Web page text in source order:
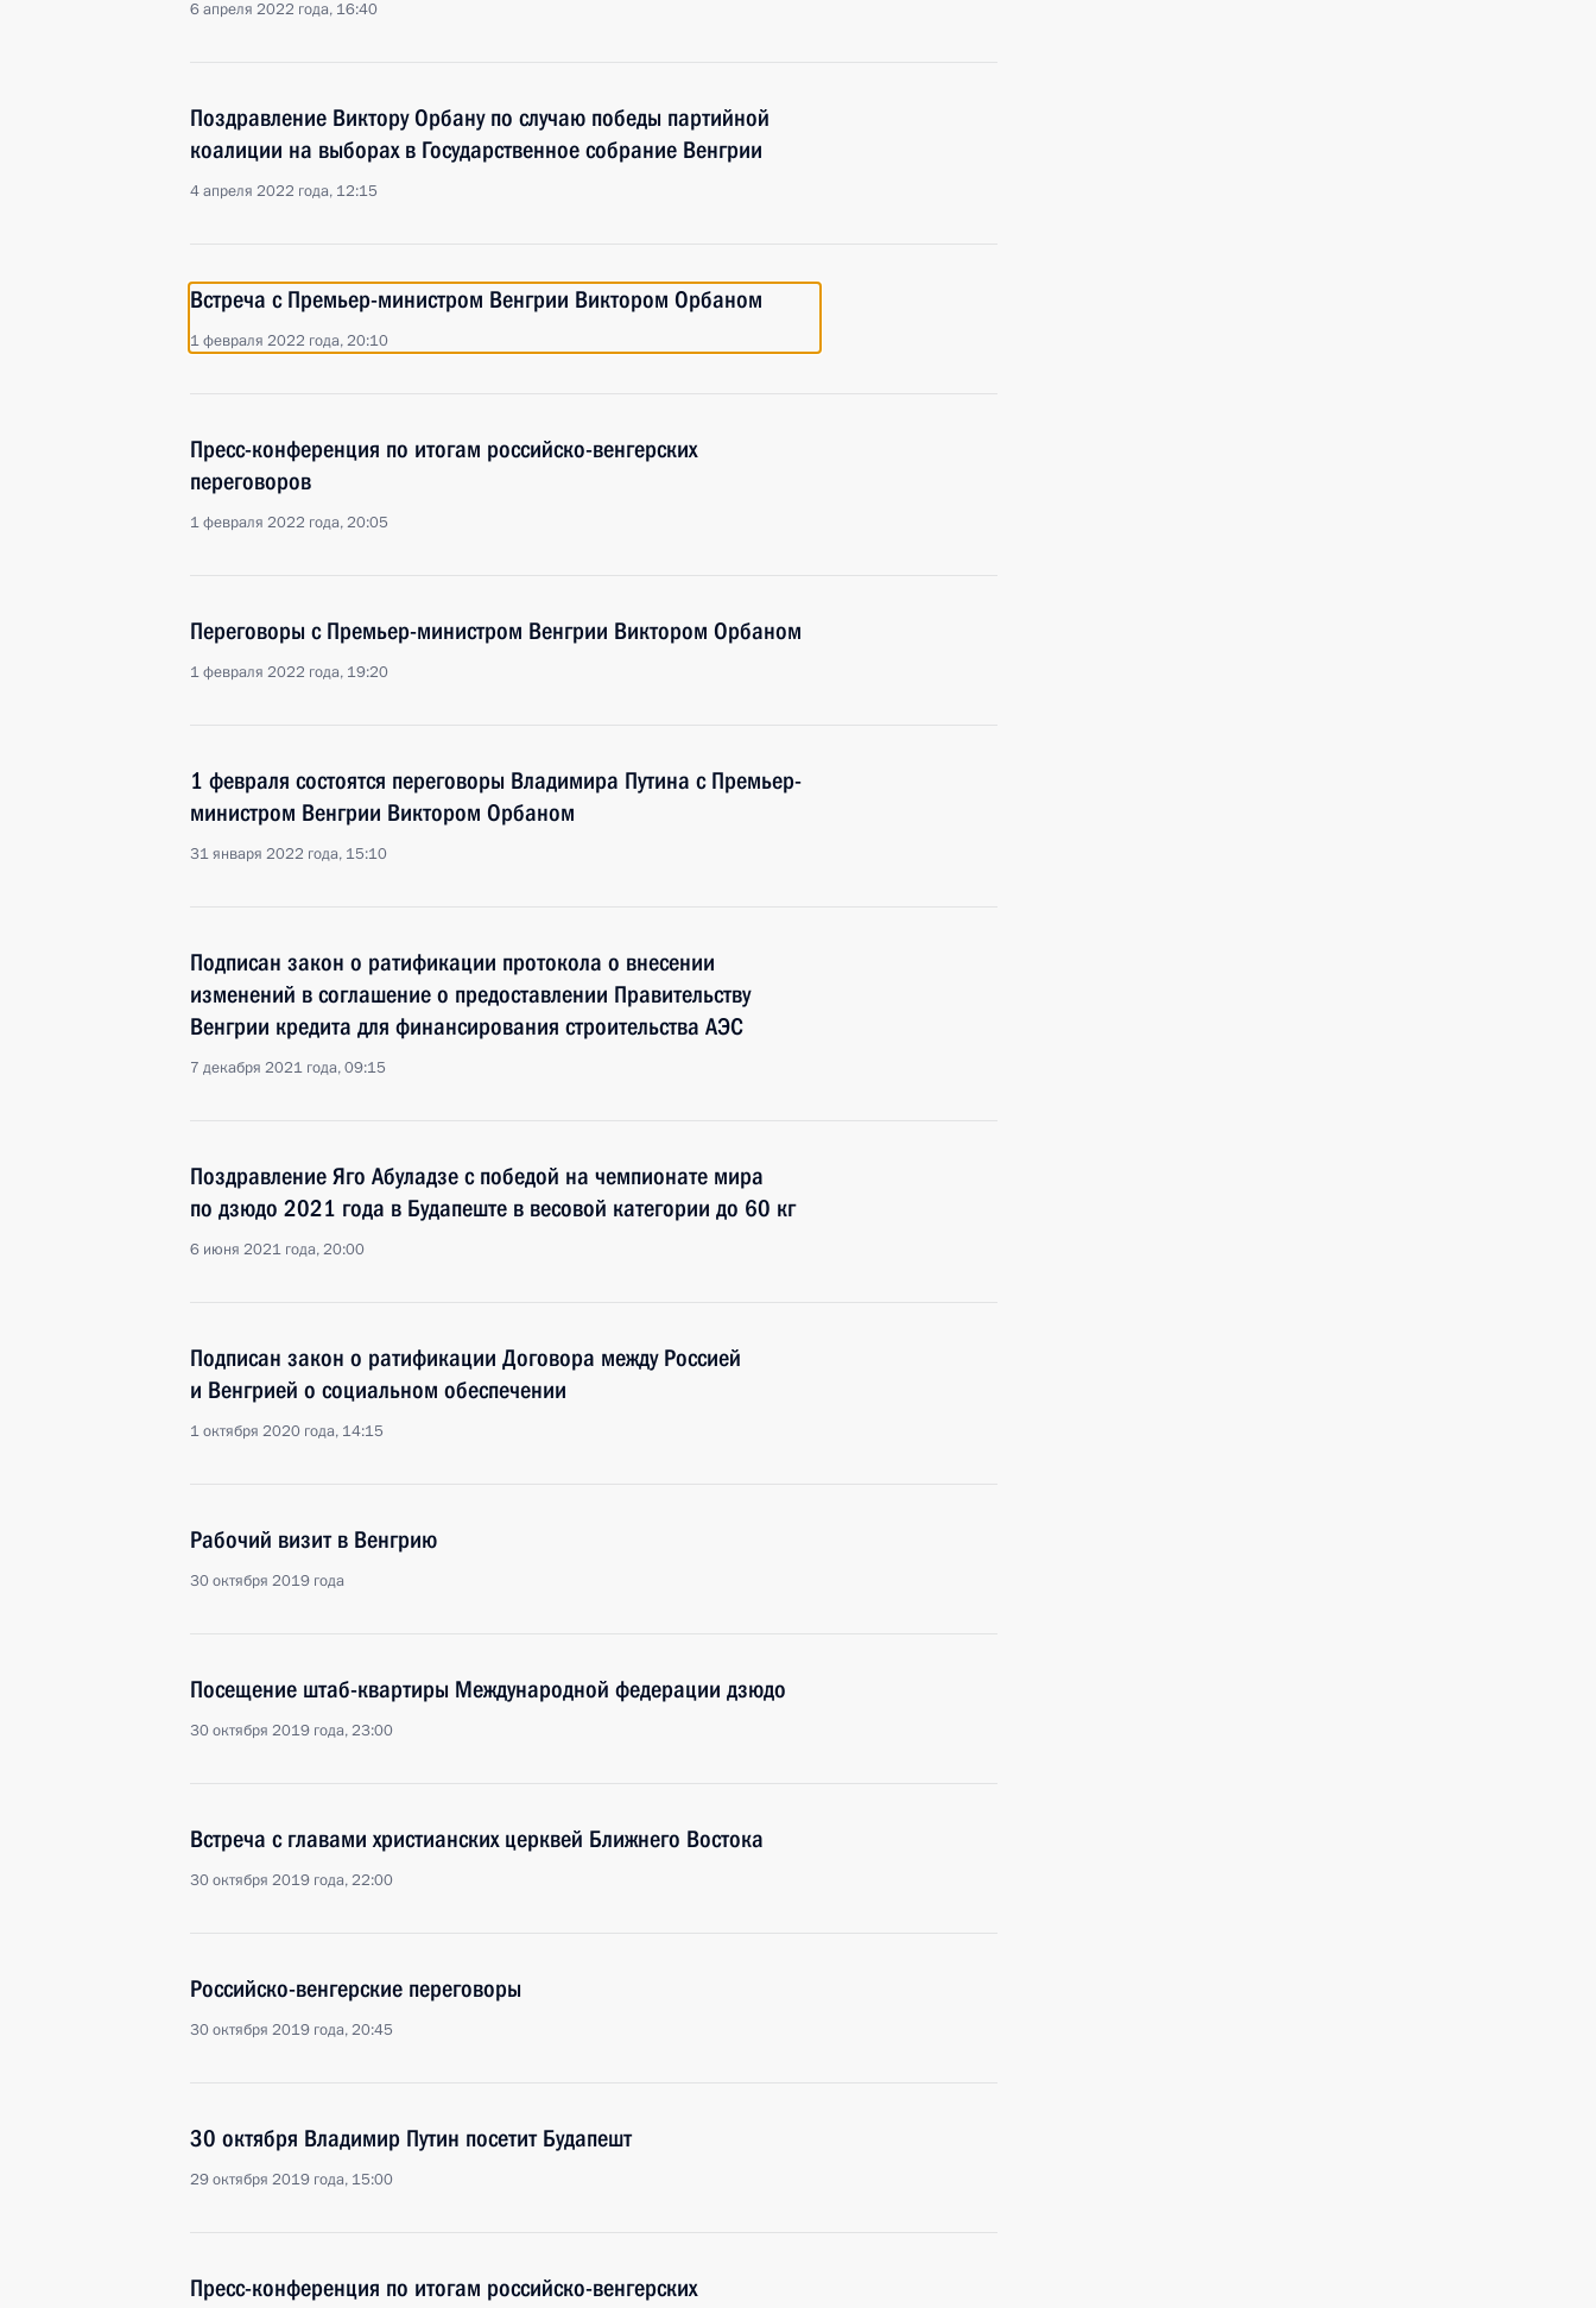
6 апреля 2022 года, 16:40
Поздравление Виктору Орбану по случаю победы партийной
коалиции на выборах в Государственное собрание Венгрии
4 апреля 2022 года, 12:15
Встреча с Премьер-министром Венгрии Виктором Орбаном
1 февраля 2022 года, 20:10
Пресс-конференция по итогам российско-венгерских
переговоров
1 февраля 2022 года, 20:05
Переговоры с Премьер-министром Венгрии Виктором Орбаном
1 февраля 2022 года, 19:20
1 февраля состоятся переговоры Владимира Путина с Премьер-
министром Венгрии Виктором Орбаном
31 января 2022 года, 15:10
Подписан закон о ратификации протокола о внесении
изменений в соглашение о предоставлении Правительству
Венгрии кредита для финансирования строительства АЭС
7 декабря 2021 года, 09:15
Поздравление Яго Абуладзе с победой на чемпионате мира
по дзюдо 2021 года в Будапеште в весовой категории до 60 кг
6 июня 2021 года, 20:00
Подписан закон о ратификации Договора между Россией
и Венгрией о социальном обеспечении
1 октября 2020 года, 14:15
Рабочий визит в Венгрию
30 октября 2019 года
Посещение штаб-квартиры Международной федерации дзюдо
30 октября 2019 года, 23:00
Встреча с главами христианских церквей Ближнего Востока
30 октября 2019 года, 22:00
Российско-венгерские переговоры
30 октября 2019 года, 20:45
30 октября Владимир Путин посетит Будапешт
29 октября 2019 года, 15:00
Пресс-конференция по итогам российско-венгерских